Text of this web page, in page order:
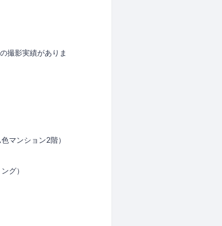
撮影実績がありま
マンション2階）
グ）